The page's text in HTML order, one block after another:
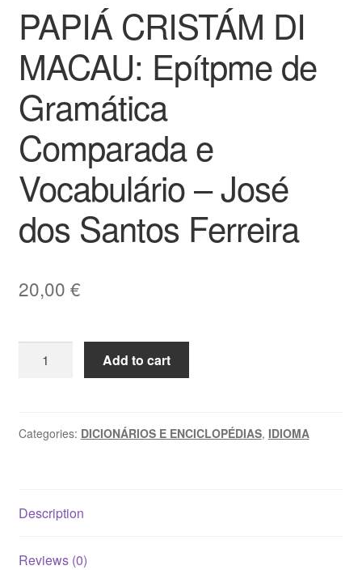
PAPIÁ CRISTÁM DI
MACAU: Epítpme de
Gramática
Comparada e
Vocabulário – José
dos Santos Ferreira
20,00 €
CRISTÁM
Epítpme
e
-
Add to cart
Categories: DICIONÁRIOS E ENCICLOPÉDIAS, IDIOMA
Description
Reviews (0)